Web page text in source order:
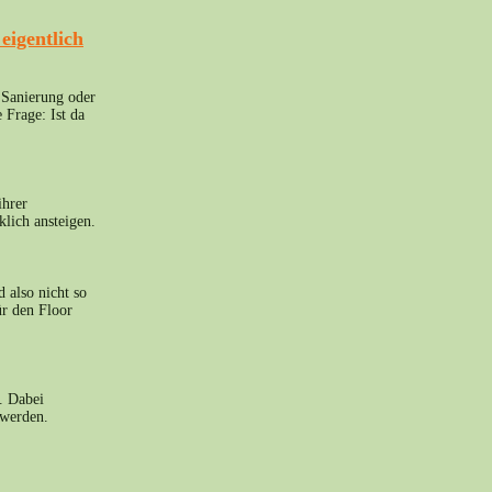
oder
Frage: Ist da
ansteigen.
also nicht so
den Floor
Dabei